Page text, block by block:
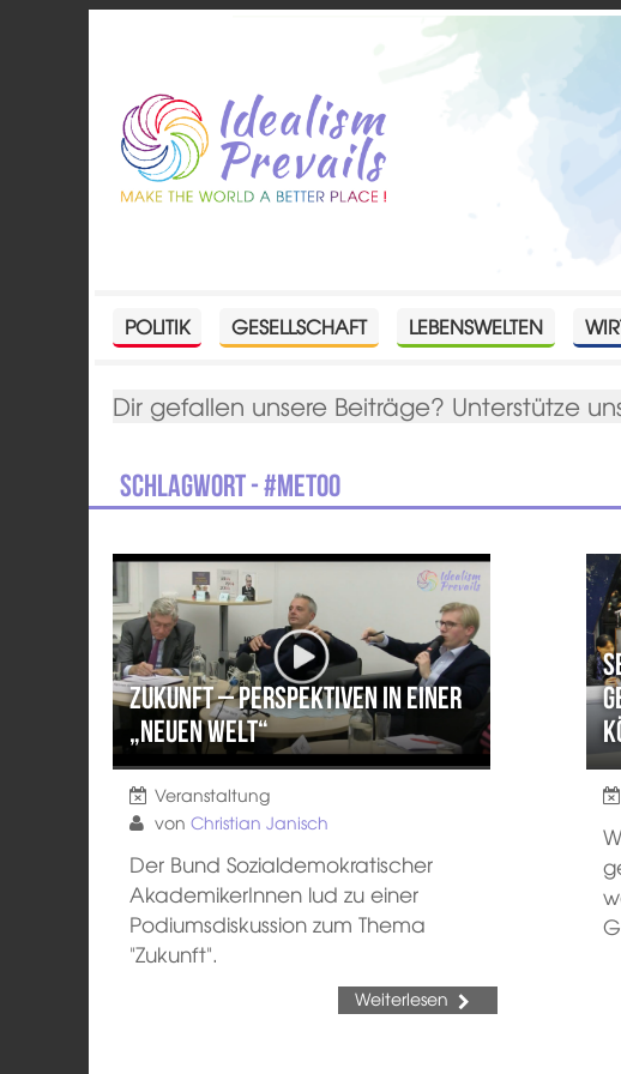
POLITIK GESELLSCHAFT LEBENSWELTEN
Dir gefallen unsere Beiträge? Unterstütze
Schlagwort - #metoo
Zukunft – Perspektiven in einer
„neuen Welt“
Veranstaltung
vonChristian Janisch
Der Bund Sozialdemokratischer
AkademikerInnen lud zu einer
Podiumsdiskussion zum Thema
"Zukunft".
Weiterlesen